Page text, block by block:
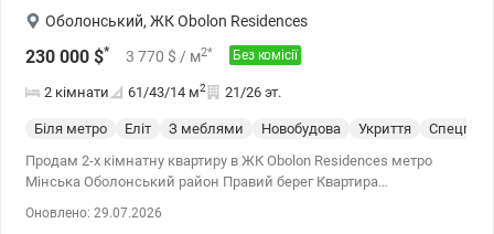
Оболонський, ЖК Obolon Residences
230 000 $* 3 770 $ / м2* Без комісії
2 кімнати 61/43/14 м2 21/26 эт.
Біля метро Еліт З меблями Новобудова Укриття
Продам 2-х кімнатну квартиру в ЖК Obolon Residences метро
Мінська Оболонський район Правий берег Квартира
Оновлено: 29.07.2026